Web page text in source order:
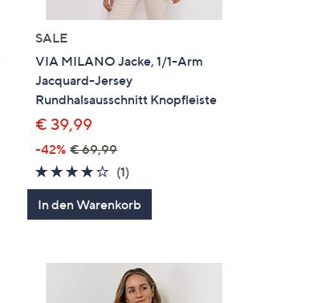
SALE
VIA MILANO Jacke, 1/1-Arm
Jacquard-Jersey
Rundhalsausschnitt Knopfleiste
€ 39,99
-42% € 69,99
4.0
von
5
(1)
Bewertungen
In den Warenkorb